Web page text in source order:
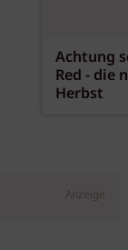
Achtung
Red - die
Herbst
Anzeige